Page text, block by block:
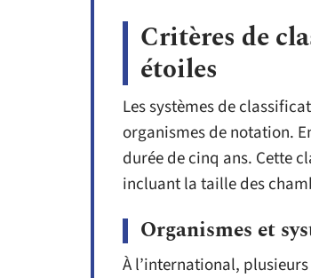
Critères de
étoiles
Les systèmes de
organismes de notation.
durée de cinq ans. Cette
incluant la taille des
Organismes et
À l’international,